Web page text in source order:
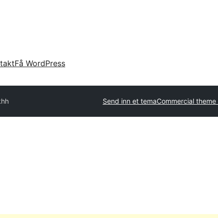
Få WordPress
Send inn et temaCommercial